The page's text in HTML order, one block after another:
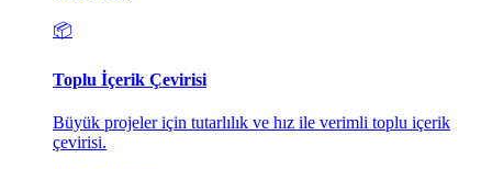
📦
Toplu İçerik Çevirisi
Büyük projeler için tutarlılık ve hız ile verimli toplu içerik
çevirisi.